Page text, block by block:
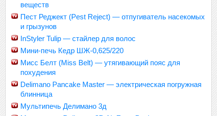
веществ
Пест Реджект (Pest Reject) — отпугиватель насекомых
и грызунов
InStyler Tulip — стайлер для волос
Мини-печь Кедр ШЖ-0,625/220
Мисс Белт (Miss Belt) — утягивающий пояс для
похудения
Delimano Pancake Master — электрическая погружная
блинница
Мультипечь Делимано 3д